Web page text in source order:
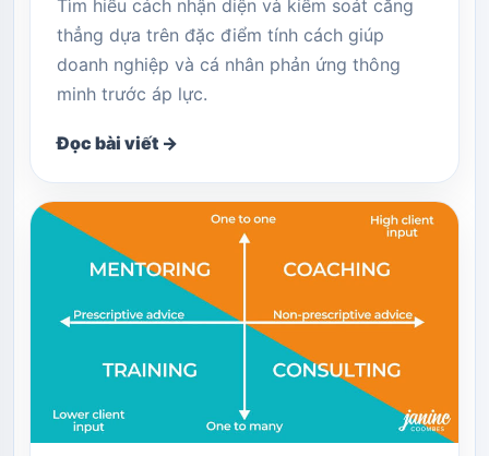
Tìm hiểu cách nhận diện và kiểm soát căng
thẳng dựa trên đặc điểm tính cách giúp
doanh nghiệp và cá nhân phản ứng thông
minh trước áp lực.
Đọc bài viết →